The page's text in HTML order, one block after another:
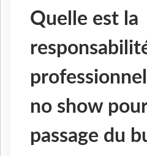
Quelle est la
no show
passage du